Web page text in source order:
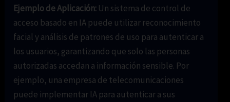
Ejemplo de Aplicación: Un sistema de control de
acceso basado en IA puede utilizar reconocimiento
facial y análisis de patrones de uso para autenticar a
los usuarios, garantizando que solo las personas
autorizadas accedan a información sensible. Por
ejemplo, una empresa de telecomunicaciones
puede implementar IA para autenticar a sus